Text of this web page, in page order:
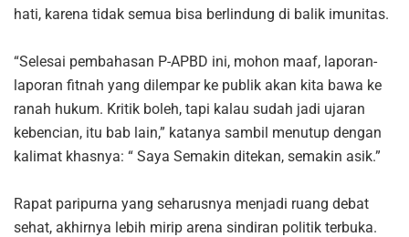
hati, karena tidak semua bisa berlindung di balik imunitas.
“Selesai pembahasan P-APBD ini, mohon maaf, laporan-
laporan fitnah yang dilempar ke publik akan kita bawa ke
ranah hukum. Kritik boleh, tapi kalau sudah jadi ujaran
kebencian, itu bab lain,” katanya sambil menutup dengan
kalimat khasnya: “ Saya Semakin ditekan, semakin asik.”
Rapat paripurna yang seharusnya menjadi ruang debat
sehat, akhirnya lebih mirip arena sindiran politik terbuka.